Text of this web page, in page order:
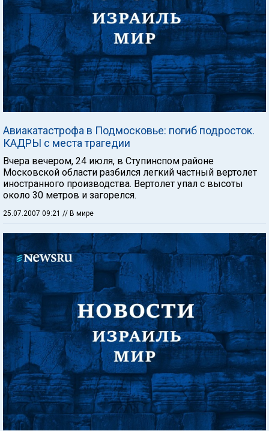
Авиакатастрофа в Подмосковье: погиб подросток.
КАДРЫ с места трагедии
Вчера вечером, 24 июля, в Ступинспом районе
Московской области разбился легкий частный вертолет
иностранного производства. Вертолет упал с высоты
около 30 метров и загорелся.
25.07.2007 09:21 // В мире